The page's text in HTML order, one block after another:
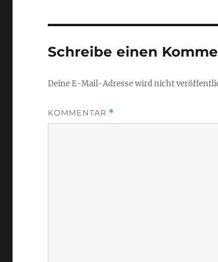
Schreibe einen
Deine E-Mail-Adresse wird nicht
KOMMENTAR *